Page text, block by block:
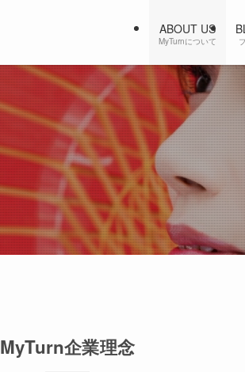
ABOUT US
MyTurnについて
MyTurn企業理念